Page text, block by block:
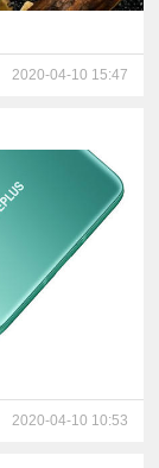
2020-04-10 15:47
2020-04-10 10:53